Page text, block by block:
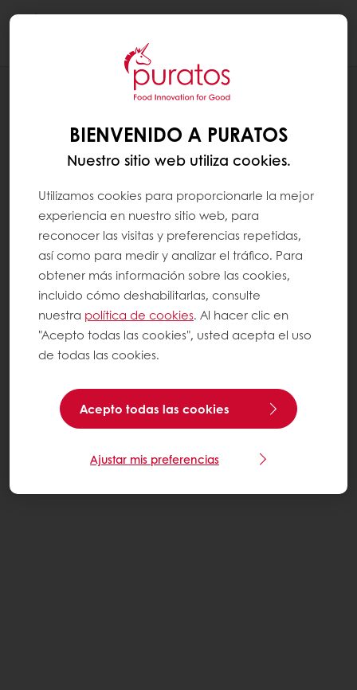
RECETAS
BIENVENIDO A PURATOS
Nuestro sitio web utiliza cookies.
Utilizamos cookies para proporcionarle la mejor
experiencia en nuestro sitio web, para
reconocer las visitas y preferencias repetidas,
así como para medir y analizar el tráfico. Para
obtener más información sobre las cookies,
incluido cómo deshabilitarlas, consulte
nuestra política de cookies. Al hacer clic en
"Acepto todas las cookies", usted acepta el uso
de todas las cookies.
Acepto todas las cookies
Ajustar mis preferencias